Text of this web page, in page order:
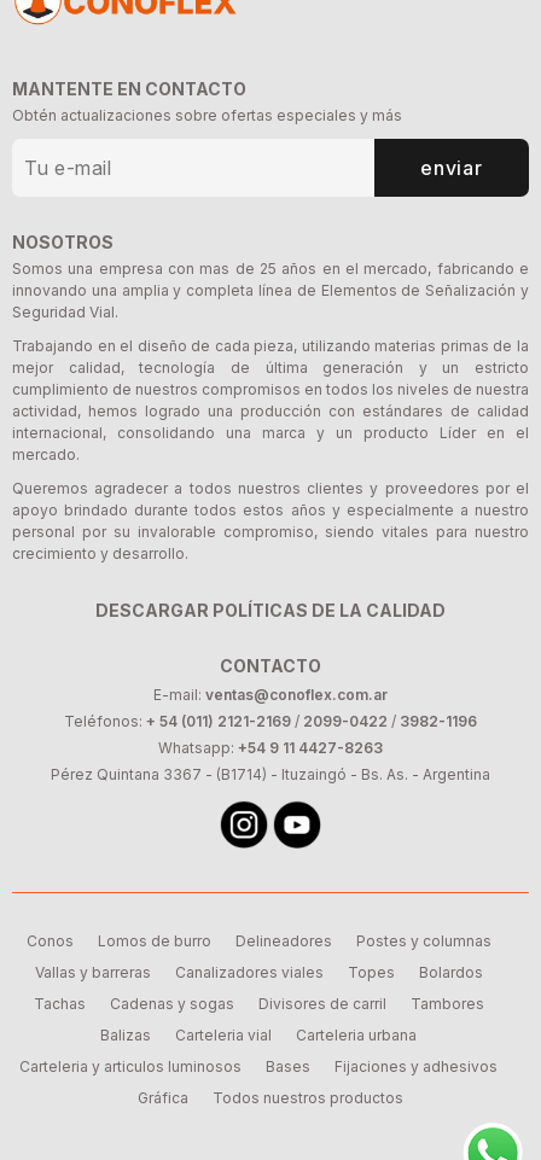
MANTENTE EN CONTACTO
Obtén actualizaciones sobre ofertas especiales y más
enviar
NOSOTROS
Somos una empresa con mas de 25 años en el mercado, fabricando e
innovando una amplia y completa línea de Elementos de Señalización y
Seguridad Vial.
Trabajando en el diseño de cada pieza, utilizando materias primas de la
mejor calidad, tecnología de última generación y un estricto
cumplimiento de nuestros compromisos en todos los niveles de nuestra
actividad, hemos logrado una producción con estándares de calidad
internacional, consolidando una marca y un producto Líder en el
mercado.
Queremos agradecer a todos nuestros clientes y proveedores por el
apoyo brindado durante todos estos años y especialmente a nuestro
personal por su invalorable compromiso, siendo vitales para nuestro
crecimiento y desarrollo.
DESCARGAR POLÍTICAS DE LA CALIDAD
CONTACTO
E-mail: ventas@conoflex.com.ar
Teléfonos: + 54 (011) 2121-2169 / 2099-0422 / 3982-1196
Whatsapp: +54 9 11 4427-8263
Pérez Quintana 3367 - (B1714) - Ituzaingó - Bs. As. - Argentina
Conos Lomos de burro Delineadores
Postes y columnas
Vallas y barreras
Canalizadores viales Topes
Bolardos
Tachas
Cadenas y sogas Divisores de carril
Tambores
Balizas
Carteleria vial
Carteleria urbana
Carteleria y articulos luminosos
Bases
Fijaciones y adhesivos
Gráfica
Todos nuestros productos